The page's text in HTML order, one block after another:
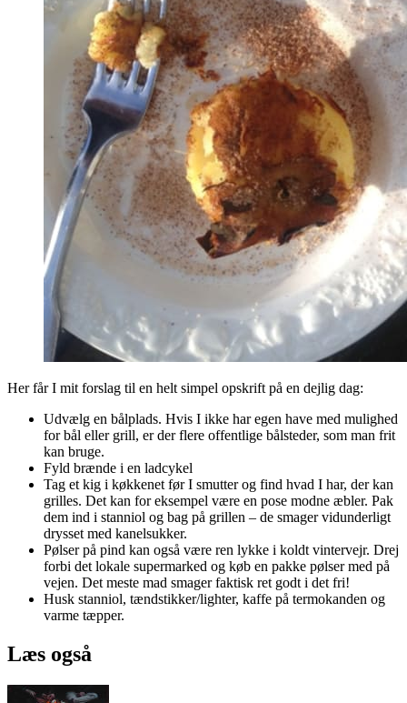
Her får I mit forslag til en helt simpel opskrift på en dejlig dag:
Udvælg en bålplads. Hvis I ikke har egen have med mulighed
for bål eller grill, er der flere offentlige bålsteder, som man frit
kan bruge.
Fyld brænde i en ladcykel
Tag et kig i køkkenet før I smutter og find hvad I har, der kan
grilles. Det kan for eksempel være en pose modne æbler. Pak
dem ind i stanniol og bag på grillen – de smager vidunderligt
drysset med kanelsukker.
Pølser på pind kan også være ren lykke i koldt vintervejr. Drej
forbi det lokale supermarked og køb en pakke pølser med på
vejen. Det meste mad smager faktisk ret godt i det fri!
Husk stanniol, tændstikker/lighter, kaffe på termokanden og
varme tæpper.
Læs også